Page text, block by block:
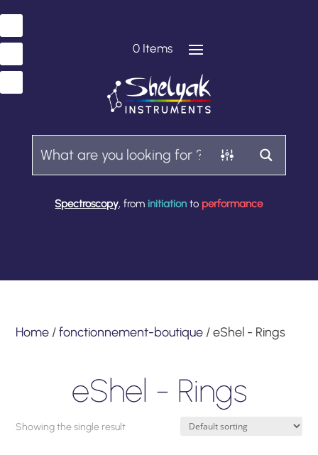
0 Items
Spectroscopy, from initiation to performance
Home /fonctionnement-boutique / eShel - Rings
eShel - Rings
Showing the single result